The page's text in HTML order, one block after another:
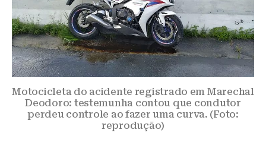
Motocicleta do acidente registrado em Marechal
Deodoro: testemunha contou que condutor
perdeu controle ao fazer uma curva. (Foto:
reprodução)